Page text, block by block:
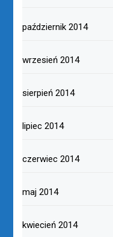
październik 2014
wrzesień 2014
sierpień 2014
lipiec 2014
czerwiec 2014
maj 2014
kwiecień 2014